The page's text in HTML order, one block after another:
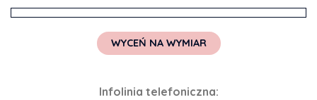
WYCEŃ NA WYMIAR
Infolinia telefoniczna: